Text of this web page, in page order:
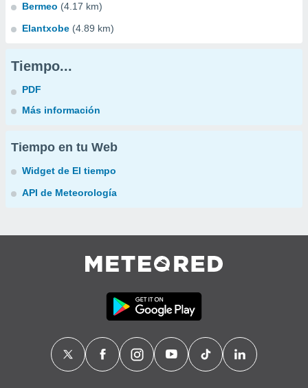
Bermeo (4.17 km)
Elantxobe (4.89 km)
Tiempo...
PDF
Más información
Tiempo en tu Web
Widget de El tiempo
API de Meteorología